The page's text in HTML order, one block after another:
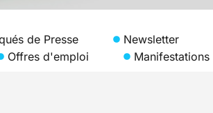
de Presse
Newsletter
Offres d'emploi Manifestations